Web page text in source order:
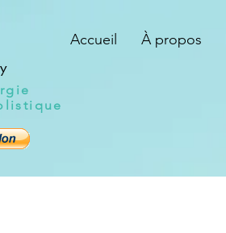
Accueil À propos